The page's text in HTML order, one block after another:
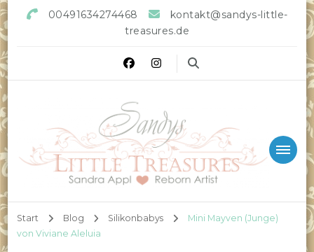
00491634274468
kontakt@sandys-little-
treasures.de
Start Blog Silikonbabys
Mini Mayven (Junge)
von Viviane Aleluia